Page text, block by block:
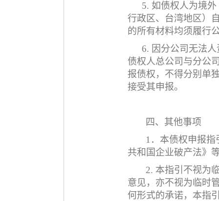
5. 如债权人为境
行政区、台湾地区）
的所有材料均须履行
6. 因分公司无法
债权人总公司与分公
报债权，不得分别单
接受其申报。
四、其他事项
1．本债权申报
共和国企业破产法》
2. 本指引不视为
意见，亦不视为临时
何形式的承诺，本指